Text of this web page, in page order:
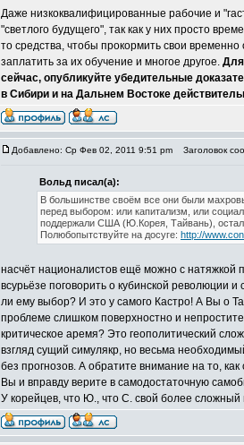
Даже низкоквалифицированные рабочие и
"светлого будущего", так как у них просто
то средства, чтобы прокормить свои
заплатить за их обучение и многое другое. Для
сейчас, опубликуйте убедительные
в Сибири и на Дальнем Востоке
Добавлено: Ср Фев 02, 2011 9:51 pm Заголовок
Вольд писал(а):
В большинстве своём все они были
перед выбором: или капитализм, или
поддержали США (Ю.Корея, Тайвань),
Полюбопытствуйте на досуге: http://
насчёт националистов ещё можно с натяжкой
всурьёзе поговорить о кубинской революции
ли ему выбор? И это у самого Кастро! А Вы о
проблеме слишком поверхностно и
критическое аремя? Это геополитический
взгляд сущий симулякр, но весьма
без прогнозов. А обратите внимание на то,
Вы и вправду верите в самодостаточную
У корейцев, что Ю., что С. свой более сложный